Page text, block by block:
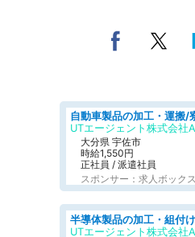
大分県 宇佐市
時給1,550円
正社員 / 派遣社員
スポンサー：求人ボックス
UTエージェント株式会社